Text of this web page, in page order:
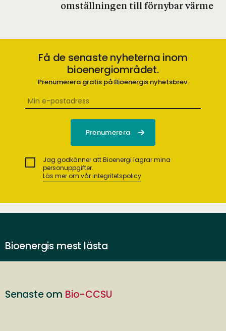
omställningen till förnybar värme
Få de senaste nyheterna inom
bioenergiområdet.
Prenumerera gratis på Bioenergis nyhetsbrev.
Jag godkänner att Bioenergi lagrar mina
personuppgifter.
Läs mer om vår integritetspolicy
Bioenergis mest lästa
Senaste om Bio-CCSU